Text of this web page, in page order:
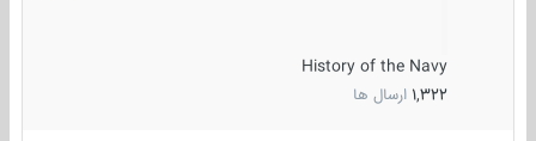
History of the Navy
1,322 ارسال ها